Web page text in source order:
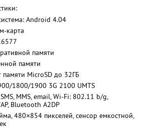
Android 4.04
карта
памяти
памяти
MicroSD до 32ГБ
1800/1900 3G 2100 UMTS
MMS, email, Wi-Fi: 802.11 b/g,
Bluetooth A2DP
480×854 пикселей, сенсор емкостной,